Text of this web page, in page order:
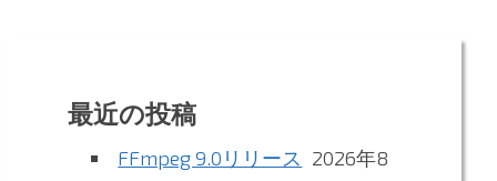
最近の投稿
FFmpeg 9.0リリース 2026年8